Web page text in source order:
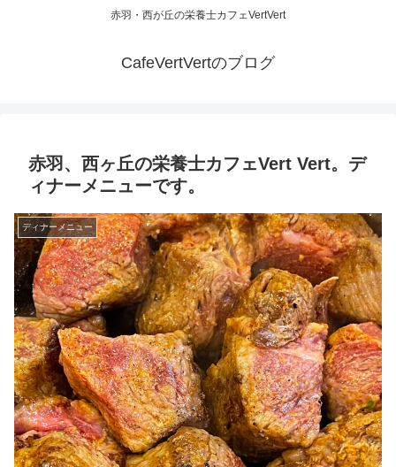
赤羽・西が丘の栄養士カフェVertVert
CafeVertVertのブログ
赤羽、西ヶ丘の栄養士カフェVert Vert。デ
ィナーメニューです。
ディナーメニュー